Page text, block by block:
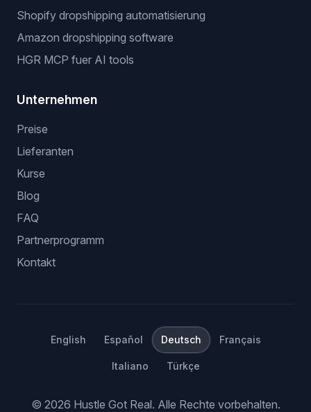
Shopify dropshipping automatisierung
Amazon dropshipping software
HGR MCP fuer AI tools
Unternehmen
Preise
Lieferanten
Kurse
Blog
FAQ
Partnerprogramm
Kontakt
English Español Deutsch Français
Italiano Türkçe
© 2026 Hustle Got Real. Alle Rechte vorbehalten.